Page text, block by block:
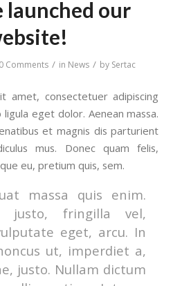
launched our
0 Comments / in News / by Sertac
amet, consectetuer adipiscing
eget dolor. Aenean massa.
et magnis dis parturient
mus. Donec quam felis,
eu, pretium quis, sem.
massa quis enim.
justo, fringilla vel,
eget, arcu. In
ut, imperdiet a,
justo. Nullam dictum